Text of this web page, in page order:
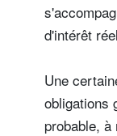
d'intérêt
Une
obligations
probable,